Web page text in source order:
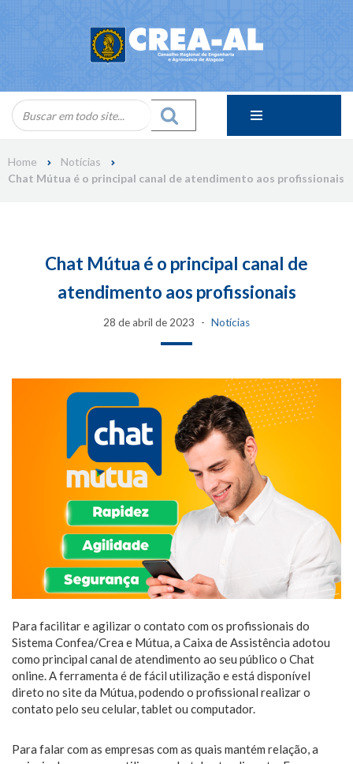
Home
Notícias
Chat Mútua é o principal canal de atendimento aos profissionais
Chat Mútua é o principal canal de
atendimento aos profissionais
28 de abril de 2023 Notícias
Para facilitar e agilizar o contato com os profissionais do
Sistema Confea/Crea e Mútua, a Caixa de Assistência adotou
como principal canal de atendimento ao seu público o Chat
online. A ferramenta é de fácil utilização e está disponível
direto no site da Mútua, podendo o profissional realizar o
contato pelo seu celular, tablet ou computador.
Para falar com as empresas com as quais mantém relação, a